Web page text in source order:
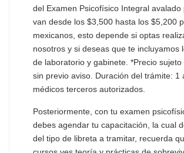
del Examen Psicofísico Integral avalado
van desde los $3,500 hasta los $5,200
mexicanos, esto depende si optas
nosotros y si deseas que te incluyamos
de laboratorio y gabinete. *Precio sujeto
sin previo aviso. Duración del trámite: 1
médicos terceros autorizados.
Posteriormente, con tu examen
debes agendar tu capacitación, la cual
del tipo de libreta a tramitar, recuerda